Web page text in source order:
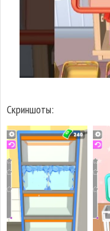
Скриншоты: